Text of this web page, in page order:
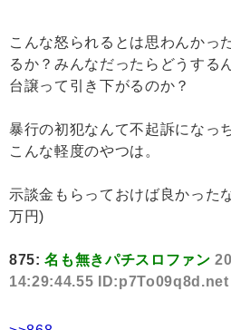
こんな怒られるとは思わんかっ
るか？みんなだったらどうする
台譲って引き下がるのか？
暴行の初犯なんて不起訴になっ
こんな軽度のやつは。
示談金もらっておけば良かった
万円)
875:名も無きパチスロファン
14:29:44.55 ID:p7To09q8d.net